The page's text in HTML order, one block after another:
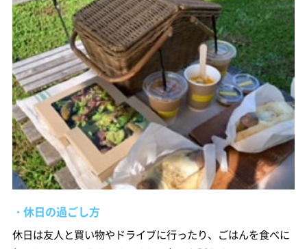
・休日の過ごし方
休日は友人と買い物やドライブに行ったり、ごはんを食べに